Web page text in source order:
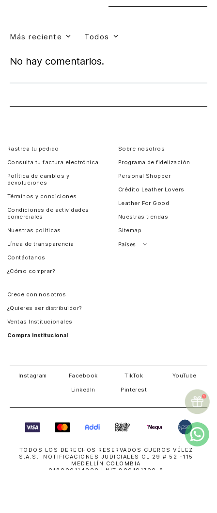
Más reciente Todos
No hay comentarios.
Rastrea tu pedido
Consulta tu factura electrónica
Política de cambios y
devoluciones
Términos y condiciones
Condiciones de actividades
comerciales
Nuestras políticas
Línea de transparencia
Contáctanos
¿Cómo comprar?
Sobre nosotros
Programa de fidelización
Personal Shopper
Crédito Leather Lovers
Leather For Good
Nuestras tiendas
Sitemap
Países
Crece con nosotros
¿Quieres ser distribuidor?
Ventas Institucionales
Compra institucional
Instagram Facebook TikTok YouTube
LinkedIn Pinterest
TODOS LOS DERECHOS RESERVADOS CUEROS VÉLEZ
S.A.S. NOTIFICACIONES JUDICIALES CL 29 # 52 -115
MEDELLÍN COLOMBIA
018000114000 | NIT 800191700-8